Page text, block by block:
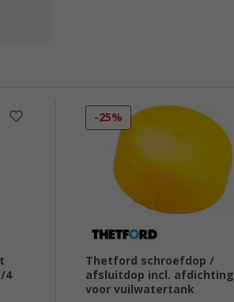
4
-25%
Thetford schroefdop /
afsluitdop incl. afdichting
voor vuilwatertank